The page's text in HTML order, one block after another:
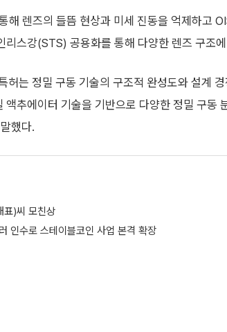
해 렌즈의 들뜸 현상과 미세 진동을 억제하고
리스강(STS) 공용화를 통해 다양한 렌즈 구조
허는 정밀 구동 기술의 구조적 완성도와 설계
액추에이터 기술을 기반으로 다양한 정밀 구동
했다.
표)씨 모친상
인수로 스테이블코인 사업 본격 확장